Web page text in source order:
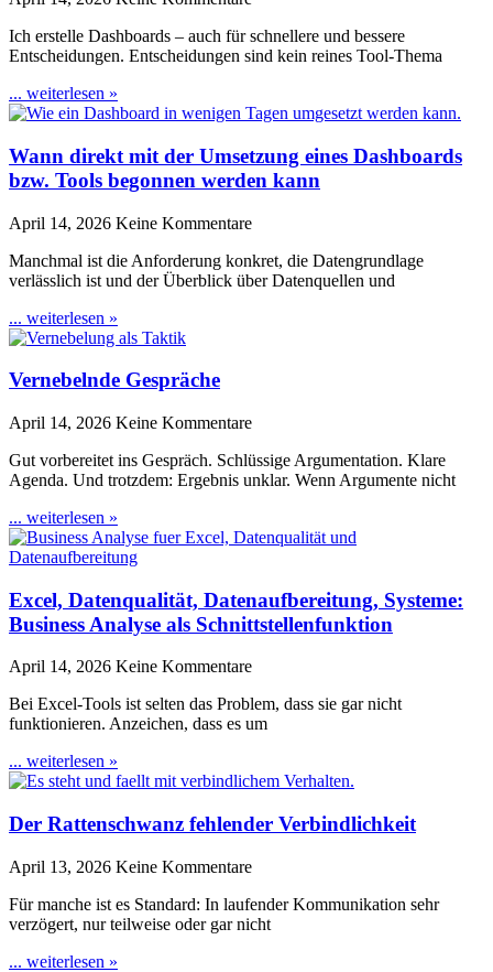
Ich erstelle Dashboards – auch für schnellere und bessere
Entscheidungen. Entscheidungen sind kein reines Tool-Thema
... weiterlesen »
Wann direkt mit der Umsetzung eines Dashboards
bzw. Tools begonnen werden kann
April 14, 2026 Keine Kommentare
Manchmal ist die Anforderung konkret, die Datengrundlage
verlässlich ist und der Überblick über Datenquellen und
... weiterlesen »
Vernebelnde Gespräche
April 14, 2026 Keine Kommentare
Gut vorbereitet ins Gespräch. Schlüssige Argumentation. Klare
Agenda. Und trotzdem: Ergebnis unklar. Wenn Argumente nicht
... weiterlesen »
Excel, Datenqualität, Datenaufbereitung, Systeme:
Business Analyse als Schnittstellenfunktion
April 14, 2026 Keine Kommentare
Bei Excel-Tools ist selten das Problem, dass sie gar nicht
funktionieren. Anzeichen, dass es um
... weiterlesen »
Der Rattenschwanz fehlender Verbindlichkeit
April 13, 2026 Keine Kommentare
Für manche ist es Standard: In laufender Kommunikation sehr
verzögert, nur teilweise oder gar nicht
... weiterlesen »